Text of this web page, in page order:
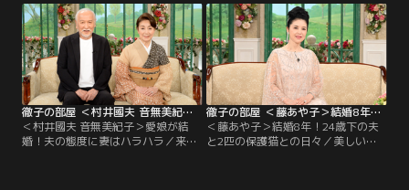
して声が大きいと文句を言われる岡
田さん。そんな2人も50代になり体
調に変化が…増田さんは頭髪に異変
が！？岡田さんは五十肩になりあの
ギャグが！？なんと岡田さん、50代
で人生が激変していた。
滞在中は友人たちとボランティア活
動や観光をして過ごしたという。世
界旅行が趣味の野村さんにインドの
魅力についても伺う。
徹子の部屋 ＜村井國夫 音無美紀子＞愛娘が結婚！夫の態度に妻はハラハラ（2025/08/12放送分）
＜村井國夫 音無美紀子＞愛娘が結
婚！夫の態度に妻はハラハラ／来年
徹子の部屋 ＜藤あや子＞結婚8年！24歳下の夫と2匹の保護猫との日々（2025/08/11放送分）
＜藤あや子＞結婚8年！24歳下の夫
と2匹の保護猫との日々／美しいド